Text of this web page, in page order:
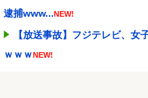
逮捕www...NEW!
【放送事故】フジテレビ、女
ｗｗｗNEW!